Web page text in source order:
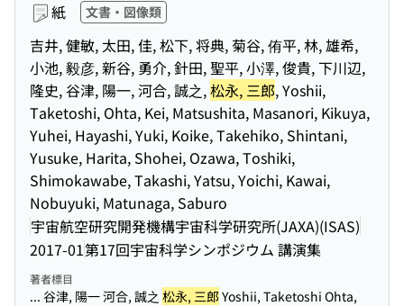
紙 文書・図像類
吉井, 健敏, 太田, 佳, 松下, 将典, 菊谷, 侑平, 林, 雄希,
小池, 毅彦, 新谷, 勇介, 針田, 聖平, 小澤, 俊貴, 下川辺,
隆史, 谷津, 陽一, 河合, 誠之,松永, 三郎, Yoshii,
Taketoshi, Ohta, Kei, Matsushita, Masanori, Kikuya,
Yuhei, Hayashi, Yuki, Koike, Takehiko, Shintani,
Yusuke, Harita, Shohei, Ozawa, Toshiki,
Shimokawabe, Takashi, Yatsu, Yoichi, Kawai,
Nobuyuki, Matunaga, Saburo
宇宙航空研究開発機構宇宙科学研究所(JAXA)(ISAS)
2017-01第17回宇宙科学シンポジウム 講演集
著者標目
... 谷津, 陽一 河合, 誠之 松永, 三郎Yoshii, Taketoshi Ohta,